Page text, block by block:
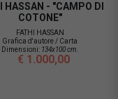
HASSAN - VASO BLU
FATHI HASSAN
Grafica d'autore / Carta
Dimensioni:44x55 cm.
€ 290,00